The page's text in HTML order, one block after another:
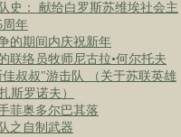
史： 献给白罗斯苏维埃社会主
周年
的期间内庆祝新年
联络员牧师尼古拉•何尔托夫
佳叔叔"游击队 （关于苏联英雄
斯罗诺夫）
菲奥多尔巴其落
之自制武器